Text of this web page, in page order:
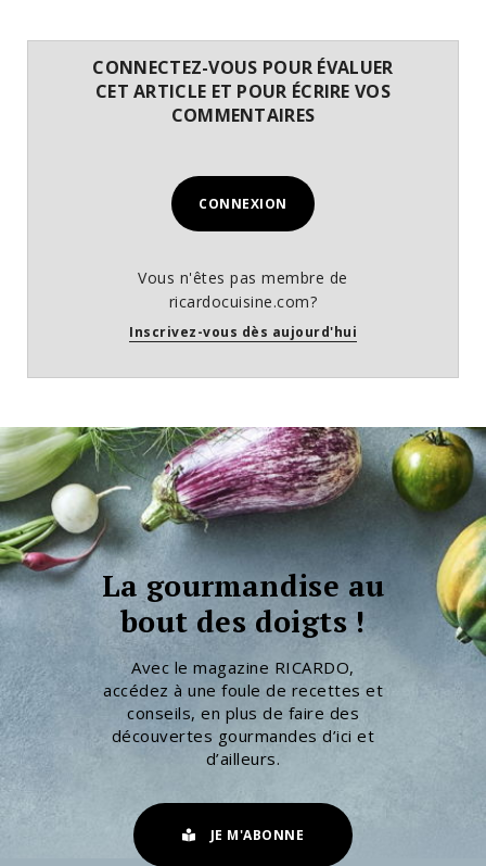
CONNECTEZ-VOUS POUR ÉVALUER
CET ARTICLE ET POUR ÉCRIRE VOS
COMMENTAIRES
CONNEXION
Vous n'êtes pas membre de
ricardocuisine.com?
Inscrivez-vous dès aujourd'hui
La gourmandise au
bout des doigts !
Avec le magazine RICARDO,
accédez à une foule de recettes et
conseils, en plus de faire des
découvertes gourmandes d’ici et
d’ailleurs.
JE M'ABONNE